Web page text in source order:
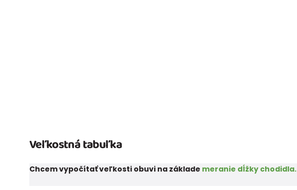
Veľkostná tabuľka
Chcem vypočítať veľkosti obuvi na základe meranie dĺžky chodidla.